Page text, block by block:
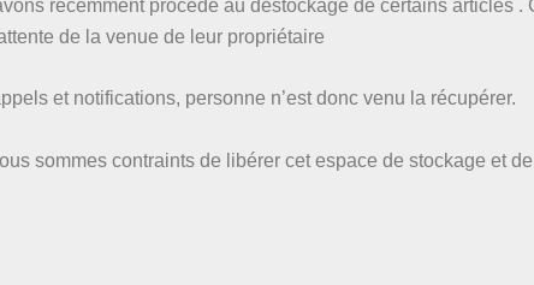
récemment procédé au déstockage de certains articles .
de la venue de leur propriétaire
et notifications, personne n’est donc venu la récupérer.
sommes contraints de libérer cet espace de stockage et